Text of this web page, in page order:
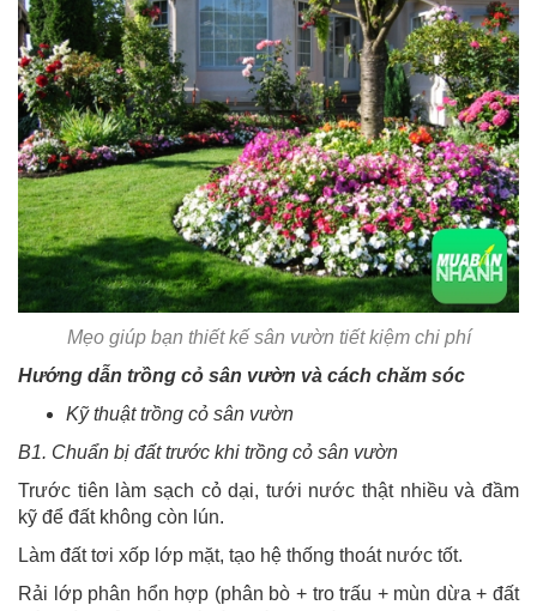
Mẹo giúp bạn thiết kế sân vườn tiết kiệm chi phí
Hướng dẫn trồng cỏ sân vườn và cách chăm sóc
Kỹ thuật trồng cỏ sân vườn
B1. Chuẩn bị đất trước khi trồng cỏ sân vườn
Trước tiên làm sạch cỏ dại, tưới nước thật nhiều và đầm
kỹ để đất không còn lún.
Làm đất tơi xốp lớp mặt, tạo hệ thống thoát nước tốt.
Rải lớp phân hổn hợp (phân bò + tro trấu + mùn dừa + đất